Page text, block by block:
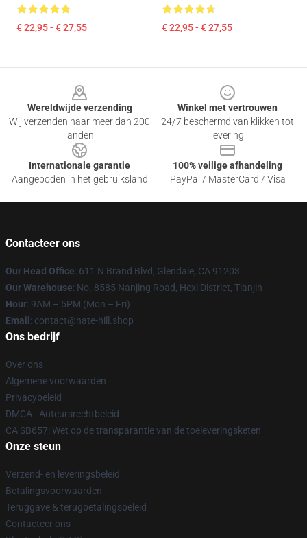
€ 22,95 - € 27,55 € 22,95 - € 27,55
Wereldwijde verzending
Wij verzenden naar meer dan 200
landen
Winkel met vertrouwen
24/7 beschermd van klikken tot
levering
Internationale garantie
Aangeboden in het gebruiksland
100% veilige afhandeling
PayPal / MasterCard / Visa
Contacteer ons
Our Head Office: 611 N Brand Blvd, Glendale, CA 91203
Our Warehouse: No. 8585 Nanjing Road, Hexi District, Tianjin
Hour: 9AM – 5PM (Mon – Fri)
Email : contact@nate-hill.shop
Ons bedrijf
Over ons
Algemene voorwaarden
Privacybeleid
DMCA - Auteursrechtbeleid
CA SB657: Wet op de transparantie van de toeleveringsketen
Onze steun
Verzend- en leveringsbeleid
Betalingsvoorwaarden
Teruggave & terugbetalingsbeleid
Contacteer ons